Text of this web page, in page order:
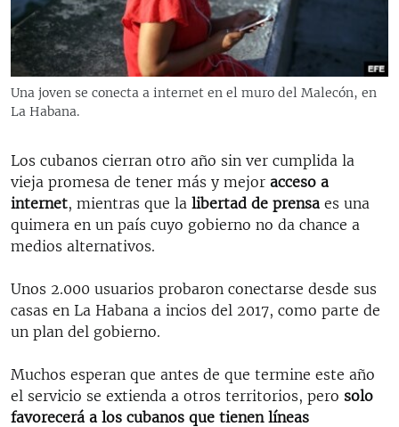
RADIO MARTÍ
ESPECIALES
ESPECIALES
LA REALIDAD DE LA VIVIENDA EN CUBA
KENTU-CUBANO
LOS SANTOS DE HIALEAH
DESINFORMACIÓN RUSA EN AMÉRICA LATINA
MULTIMEDIA
EDITORIALES
SÍGUENOS
Una joven se conecta a internet en el muro del Malecón, en
La Habana.
Los cubanos cierran otro año sin ver cumplida la
vieja promesa de tener más y mejor acceso a
internet, mientras que la libertad de prensa es una
quimera en un país cuyo gobierno no da chance a
medios alternativos.
Unos 2.000 usuarios probaron conectarse desde sus
casas en La Habana a incios del 2017, como parte de
un plan del gobierno.
Muchos esperan que antes de que termine este año
el servicio se extienda a otros territorios, pero solo
favorecerá a los cubanos que tienen líneas